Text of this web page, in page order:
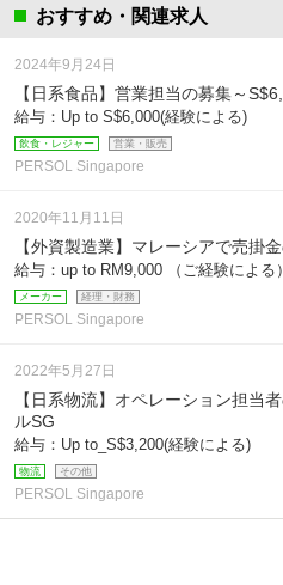
おすすめ・関連求人
【日系食品】営業担当の募集～
給与：Up to S$6,000(経験による)
飲食・レジャー 営業・販売
2024年9月24日
PERSOL Singapore
【外資製造業】マレーシアで売
給与：up to RM9,000 （ご経験による）
メーカー 経理・財務
2020年11月11日
PERSOL Singapore
【日系物流】オペレーション担当
ルSG
給与：Up to_S$3,200(経験による)
物流 その他
2022年5月27日
PERSOL Singapore